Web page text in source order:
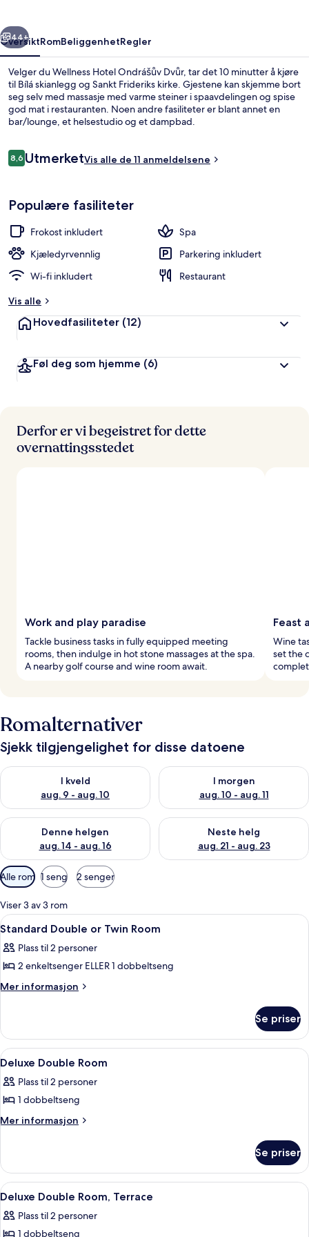
Neste
44+
OversiktRomBeliggenhetRegler
Velger du Wellness Hotel Ondrášův Dvůr, tar det 10 minutter å kjøre
til Bílá skianlegg og Sankt Frideriks kirke. Gjestene kan skjemme bort
seg selv med massasje med varme steiner i spaavdelingen og spise
god mat i restauranten. Noen andre fasiliteter er blant annet en
bar/lounge, et helsestudio og et dampbad.
Anmeldelser
8,68,6 av 10 –
UtmerketVis alle de 11 anmeldelsene
Populære fasiliteter
Frokost inkludert
Spa
Kjæledyrvennlig
Parkering inkludert
Wi-fi inkludert
Restaurant
Vis alle
Hovedfasiliteter (12)
Føl deg som hjemme (6)
Derfor er vi begeistret for dette
overnattingsstedet
Work and play paradise
Tackle business tasks in fully equipped meeting
rooms, then indulge in hot stone massages at the spa.
A nearby golf course and wine room await.
Feast
Wine
set the
Romalternativer
Sjekk tilgjengelighet for disse datoene
I kveld
aug. 9 - aug. 10
Sjekk tilgjengelighet for i kveld, aug. 9 - aug. 10
I morgen
aug. 10 - aug. 11
Sjekk tilgjengelighet for i
Denne helgen
aug. 14 - aug. 16
Sjekk tilgjengelighet for denne helgen, aug. 14 - aug. 16
Neste helg
aug. 21 - aug. 23
Sjekk tilgjengelighet for
Tilgjengelige
filtre
for
rom
Alle rom 1 seng 2 senger
Viser 3 av 3 rom
Åpne
alle
bildene
av
Standard
Twin
Room
Minibar, skrivebord,
6
Standard Double or Twin Room
Plass til 2 personer
2 enkeltsenger ELLER 1 dobbeltseng
Mer informasjon
Mer
Double
or
Twin
Se priser
Åpne
alle
bildene
av
Deluxe
Minibar, skrivebord,
4
Deluxe Double Room
Plass til 2 personer
1 dobbeltseng
Mer informasjon
Mer
Double
Room
Se priser
Åpne
alle
bildene
Minibar, skrivebord,
5
Deluxe Double Room, Terrace
Plass til 2 personer
1 dobbeltseng